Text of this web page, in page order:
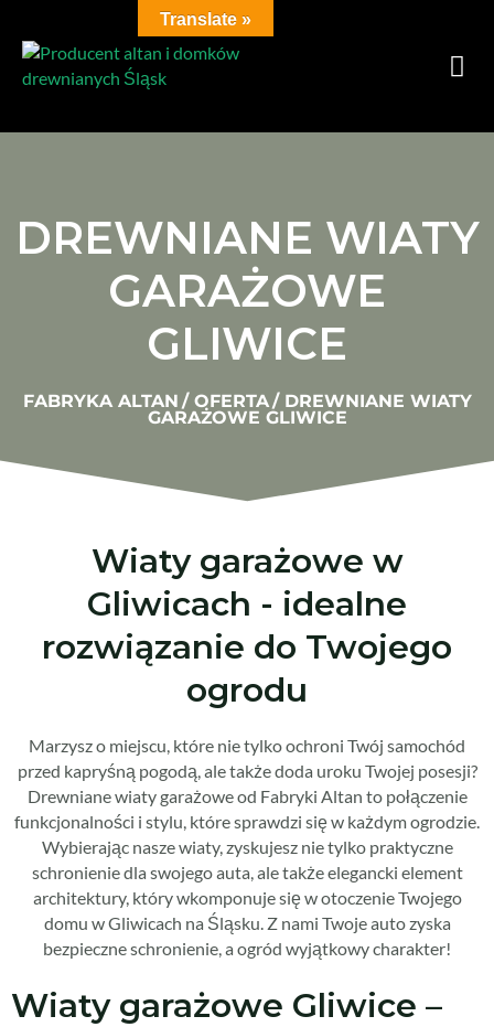
DREWNIANE WIATY
GARAŻOWE
GLIWICE
FABRYKA ALTAN / OFERTA/ DREWNIANE WIATY
GARAŻOWE GLIWICE
Wiaty garażowe w
Gliwicach - idealne
rozwiązanie do Twojego
ogrodu
Marzysz o miejscu, które nie tylko ochroni Twój samochód
przed kapryśną pogodą, ale także doda uroku Twojej posesji?
Drewniane wiaty garażowe od Fabryki Altan to połączenie
funkcjonalności i stylu, które sprawdzi się w każdym ogrodzie.
Wybierając nasze wiaty, zyskujesz nie tylko praktyczne
schronienie dla swojego auta, ale także elegancki element
architektury, który wkomponuje się w otoczenie Twojego
domu w Gliwicach na Śląsku. Z nami Twoje auto zyska
bezpieczne schronienie, a ogród wyjątkowy charakter!
Wiaty garażowe Gliwice –
Translate »